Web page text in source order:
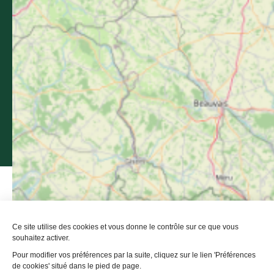
Médiathèque
Espace Groupe
Partenaires institutionnels - Mentions légales -
Politique de confidentialité - Plan de site -
Accessibilité : non conforme - Éditer mes cookies -
Made with
by
IRIS Interactive
Ce site est protégé par reCAPTCHA. Les règles de confidentialitéet
conditions d'utilisation de Google s'appliquent.
Ce site utilise des cookies et vous donne le contrôle sur ce que vous
souhaitez activer.
Pour modifier vos préférences par la suite, cliquez sur le lien 'Préférences
de cookies' situé dans le pied de page.